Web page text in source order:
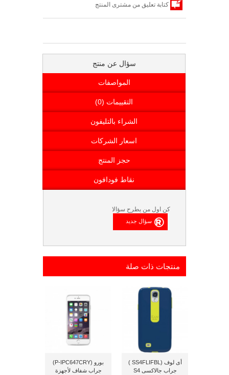
كتابة تعليق من مشترى المنتج
سؤال عن منتج
المواصفات
التقييمات (0)
الشراء بالتليفون
اسعار الشركات
حجز المنتج
نقاط فودافون
كن اول من يطرح سؤالا
منتجات ذات صلة
أى لوف (SS4FLIFBL )
جراب جالاكسى S4
بورو (P-IPC647CRY)
جراب شفاف لأجهزة